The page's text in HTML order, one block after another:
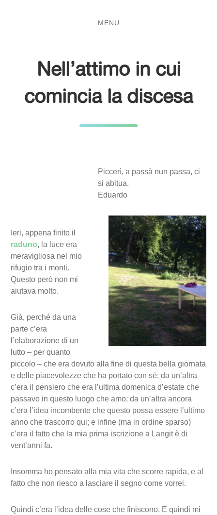
MENU
Nell’attimo in cui
comincia la discesa
Piccerì, a passà nun passa, ci
si abitua.
Eduardo
Ieri, appena finito il
raduno, la luce era
meravigliosa nel mio
rifugio tra i monti.
Questo però non mi
aiutava molto.
Già, perché da una
parte c’era
l’elaborazione di un
lutto – per quanto
piccolo – che era dovuto alla fine di questa bella giornata
e delle piacevolezze che ha portato con sé; da un’altra
c’era il pensiero che era l’ultima domenica d’estate che
passavo in questo luogo che amo; da un’altra ancora
c’era l’idea incombente che questo possa essere l’ultimo
anno che trascorro qui; e infine (ma in ordine sparso)
c’era il fatto che la mia prima iscrizione a Langit è di
vent’anni fa.
Insomma ho pensato alla mia vita che scorre rapida, e al
fatto che non riesco a lasciare il segno come vorrei.
Quindi c’era l’idea delle cose che finiscono. E quindi mi